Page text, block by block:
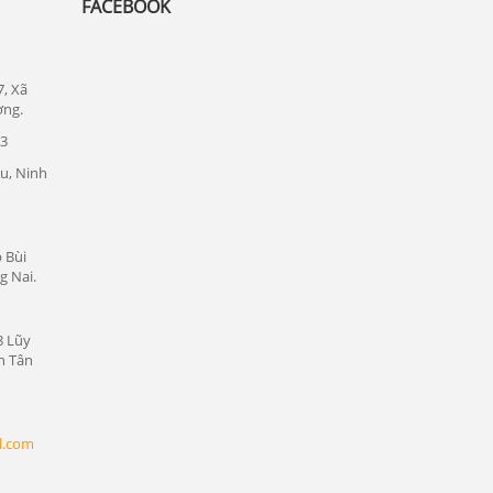
Xã
Ninh
Bùi
Nai.
Lũy
Tân
FACEBOOK